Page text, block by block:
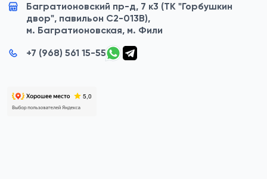
Багратионовский пр-д, 7 к3 (ТК "Горбушкин
двор", павильон C2-013B),
м. Багратионовская, м. Фили
+7 (968) 561 15-55